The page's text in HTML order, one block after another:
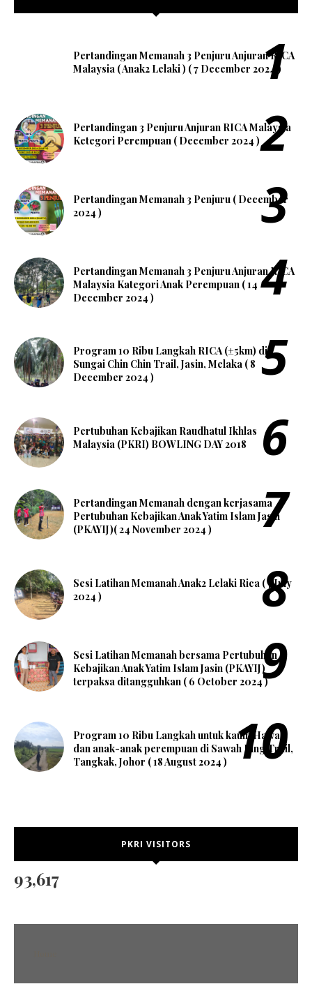
Pertandingan Memanah 3 Penjuru Anjuran RICA
Malaysia ( Anak2 Lelaki ) ( 7 December 2024 )
Pertandingan 3 Penjuru Anjuran RICA Malaysia
Ketegori Perempuan ( December 2024 )
Pertandingan Memanah 3 Penjuru ( December
2024 )
Pertandingan Memanah 3 Penjuru Anjuran RICA
Malaysia Kategori Anak Perempuan ( 14
December 2024 )
Program 10 Ribu Langkah RICA (±5km) di
Sungai Chin Chin Trail, Jasin, Melaka ( 8
December 2024 )
Pertubuhan Kebajikan Raudhatul Ikhlas
Malaysia (PKRI) BOWLING DAY 2018
Pertandingan Memanah dengan kerjasama
Pertubuhan Kebajikan Anak Yatim Islam Jasin
(PKAYIJ)( 24 November 2024 )
Sesi Latihan Memanah Anak2 Lelaki Rica ( 7 July
2024 )
Sesi Latihan Memanah bersama Pertubuhan
Kebajikan Anak Yatim Islam Jasin (PKAYIJ)
terpaksa ditangguhkan ( 6 October 2024 )
Program 10 Ribu Langkah untuk kaum Hawa
dan anak-anak perempuan di Sawah Ring Trail,
Tangkak, Johor ( 18 August 2024 )
PKRI VISITORS
93,617